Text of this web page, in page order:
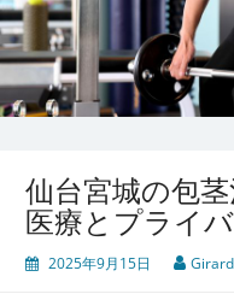
仙台宮城の包
医療とプライ
2025年9月15日